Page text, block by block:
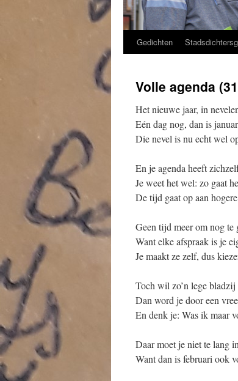
Gedichten
Volle agenda
Het nieuwe jaar, in
Eén dag nog, dan is
Die nevel is nu echt wel
En je agenda heeft
Je weet het wel: zo gaat
De tijd gaat op aan
Geen tijd meer om nog te
Want elke afspraak is je
Je maakt ze zelf, dus
Toch wil zo’n lege
Dan word je door een
En denk je: Was ik maar
Daar moet je niet te lang
Want dan is februari ook